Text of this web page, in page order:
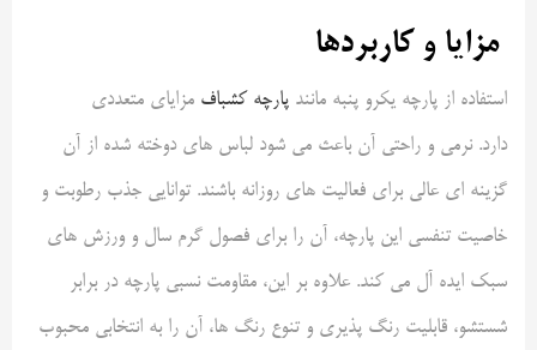
مزایا و کاربردها
استفاده از پارچه یکرو پنبه مانند پارچه کشباف مزایای متعددی
دارد. نرمی و راحتی آن باعث می شود لباس های دوخته شده از آن
گزینه ای عالی برای فعالیت های روزانه باشند. توانایی جذب رطوبت و
خاصیت تنفسی این پارچه، آن را برای فصول گرم سال و ورزش های
سبک ایده آل می کند. علاوه بر این، مقاومت نسبی پارچه در برابر
شستشو، قابلیت رنگ پذیری و تنوع رنگ ها، آن را به انتخابی محبوب